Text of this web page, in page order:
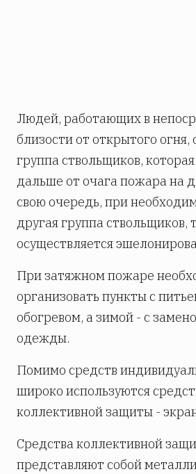
Людей, работающих в
близости от открытого
группа ствольщиков,
дальше от очага пожара на
свою очередь, при
другая группа ствольщиков,
осуществляется
При затяжном пожаре
организовать пункты с
обогревом, а зимой - с
одежды.
Помимо средств
широко используются
коллективной защиты -
Средства коллективной
представляют собой